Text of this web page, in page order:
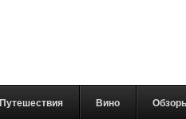
Путешествия Вино